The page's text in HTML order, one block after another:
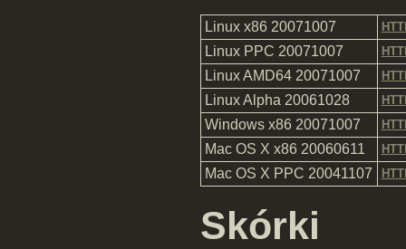
Linux x86 20071007
Linux PPC 20071007
Linux AMD64 20071007
Linux Alpha 20061028
Windows x86 20071007
Mac OS X x86 20060611
Mac OS X PPC 20041107
Skórki